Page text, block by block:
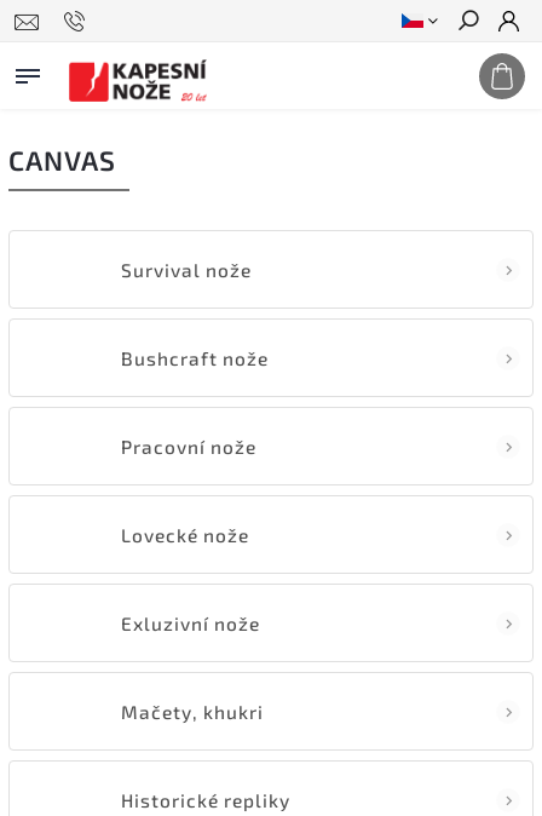
Hledat
CANVAS
Survival nože
Bushcraft nože
Pracovní nože
Lovecké nože
Exluzivní nože
Mačety, khukri
Historické repliky